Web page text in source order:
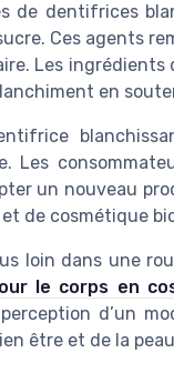
de dentifrices
Ces agents
Les ingrédients
en
Les
un nouveau
de cosmétique
loin dans une
le corps en
d’un
être et de la